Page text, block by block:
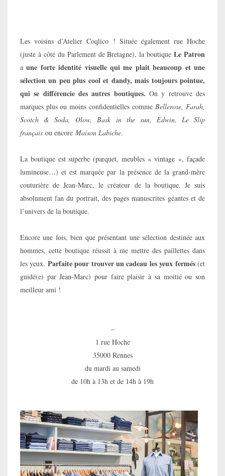
Les voisins d’Atelier Coqlico ! Située également rue Hoche
(juste à côté du Parlement de Bretagne), la boutiqueLe Patron
aune forte identité visuelle qui me plait beaucoup et une
sélection un peu plus cool et dandy, mais toujours pointue,
qui se différencie des autres boutiques. On y retrouve des
marques plus ou moins confidentielles comme Bellerose, Farah,
Scotch & Soda , Olow, Bask in the sun, Edwin, Le Slip
français ou encore Maison Labiche.
La boutique est superbe (parquet, meubles « vintage », façade
lumineuse…) et est marquée par la présence de la grand-mère
couturière de Jean-Marc, le créateur de la boutique. Je suis
absolument fan du portrait, des pages manuscrites géantes et de
l’univers de la boutique.
Encore une fois, bien que présentant une sélection destinée aux
hommes, cette boutique réussit à me mettre des paillettes dans
les yeux. Parfaite pour trouver un cadeau les yeux fermés(et
guidé(e) par Jean-Marc) pour faire plaisir à sa moitié ou son
meilleur ami !
–
1 rue Hoche
35000 Rennes
du mardi au samedi
de 10h à 13h et de 14h à 19h